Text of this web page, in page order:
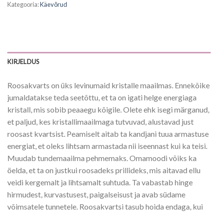
Kategooria:Käevõrud
KIRJELDUS
Roosakvarts on üks levinumaid kristalle maailmas. Ennekõike
jumaldatakse teda seetõttu, et ta on igati helge energiaga
kristall, mis sobib peaaegu kõigile. Olete ehk isegi märganud,
et paljud, kes kristallimaailmaga tutvuvad, alustavad just
roosast kvartsist. Peamiselt aitab ta kandjani tuua armastuse
energiat, et oleks lihtsam armastada nii iseennast kui ka teisi.
Muudab tundemaailma pehmemaks. Omamoodi võiks ka
öelda, et ta on justkui roosadeks prillideks, mis aitavad ellu
veidi kergemalt ja lihtsamalt suhtuda. Ta vabastab hinge
hirmudest, kurvastusest, paigalseisust ja avab südame
võimsatele tunnetele. Roosakvartsi tasub hoida endaga, kui